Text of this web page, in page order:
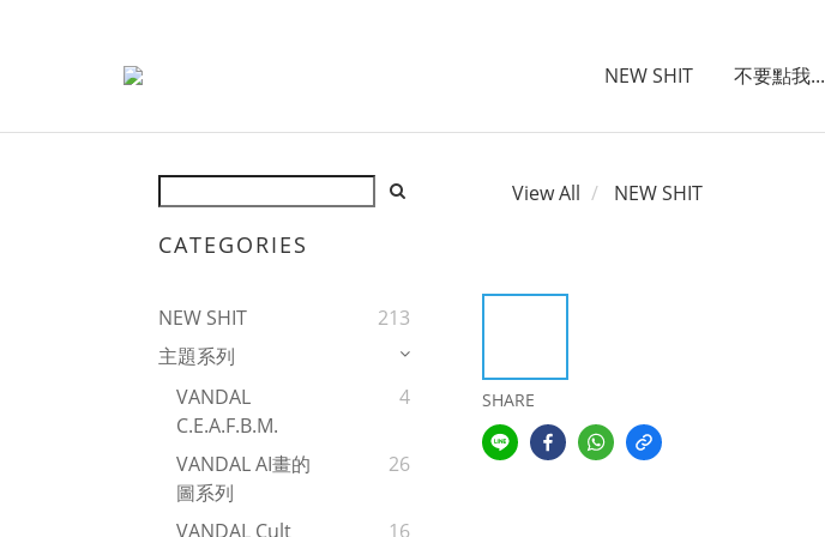
NEW SHIT 不要點我...
CATEGORIES
NEW SHIT
213
主題系列
VANDAL
C.E.A.F.B.M.
4
VANDAL AI畫的
圖系列
26
VANDAL Cult 16
View All NEW SHIT
SHARE